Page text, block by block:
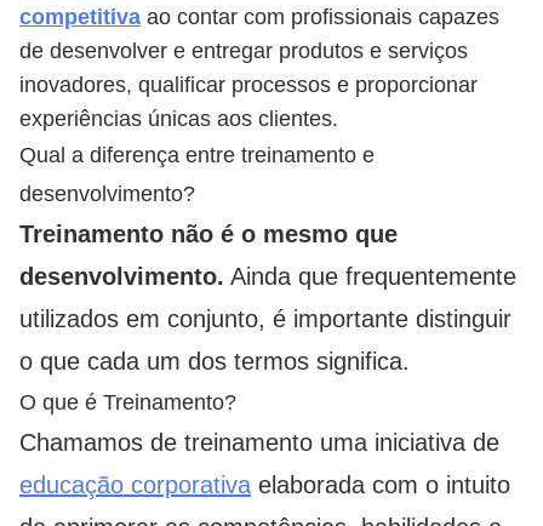
competitiva ao contar com profissionais capazes
de desenvolver e entregar produtos e serviços
inovadores, qualificar processos e proporcionar
experiências únicas aos clientes.
Qual a diferença entre treinamento e
desenvolvimento?
Treinamento não é o mesmo que
desenvolvimento. Ainda que frequentemente
utilizados em conjunto, é importante distinguir
o que cada um dos termos significa.
O que é Treinamento?
Chamamos de treinamento uma iniciativa de
educação corporativa elaborada com o intuito